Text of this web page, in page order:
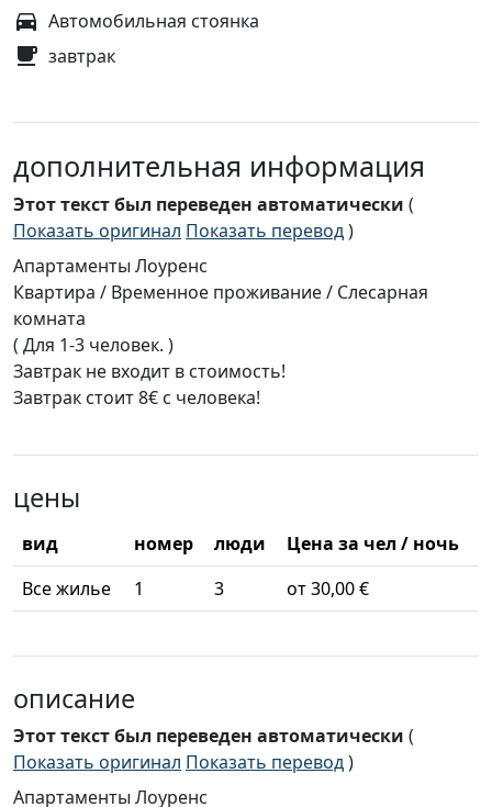
Автомобильная стоянка
завтрак
дополнительная информация
Этот текст был переведен автоматически (
Показать оригинал Показать перевод)
Апартаменты Лоуренс
Квартира / Временное проживание / Слесарная
комната
( Для 1-3 человек. )
Завтрак не входит в стоимость!
Завтрак стоит 8€ с человека!
цены
вид номер люди
Цена за чел / ночь
Все жилье
1 3 от 30,00 €
описание
Этот текст был переведен автоматически (
Показать оригинал Показать перевод)
Апартаменты Лоуренс